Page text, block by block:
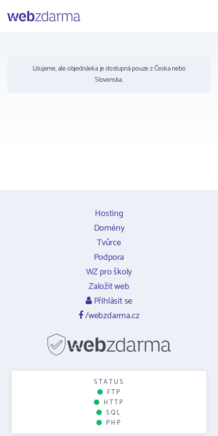
Litujeme, ale objednávka je dostupná pouze z Česka nebo
Slovenska.
Hosting
Domény
Tvůrce
Podpora
WZ pro školy
Založit web
Přihlásit se
/webzdarma.cz
STATUS
FTP
HTTP
SQL
PHP